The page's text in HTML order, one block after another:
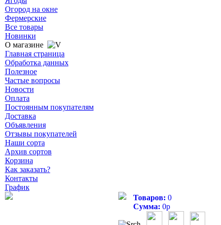
Огород на окне
Фермерские
Все товары
Новинки
О магазине
Главная страница
Обработка данных
Полезное
Частые вопросы
Новости
Оплата
Постоянным покупателям
Доставка
Объявления
Отзывы покупателей
Наши сорта
Архив сортов
Корзина
Как заказать?
Контакты
График
Товаров: 0
Сумма: 0р